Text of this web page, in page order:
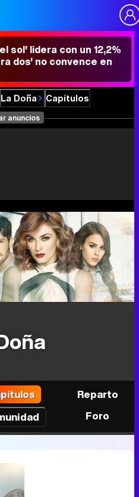
sol' lidera con un 12,2%
dos' no convence en
La Doña Capítulos
anuncios
Reparto
Foro